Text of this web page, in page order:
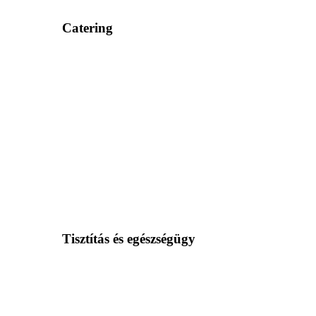
Catering
Tisztítás és egészségügy